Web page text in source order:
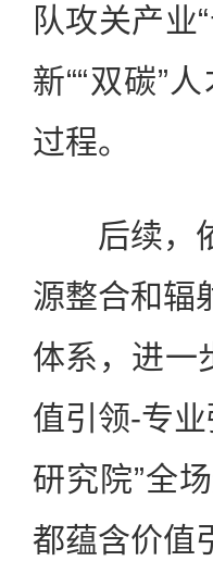
队攻关产业
新““双碳”
过程。
后续，依
源整合和辐
体系，进一
值引领-专
研究院”全
都蕴含价值